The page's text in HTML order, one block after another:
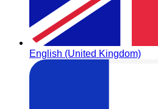
English (United Kingdom)